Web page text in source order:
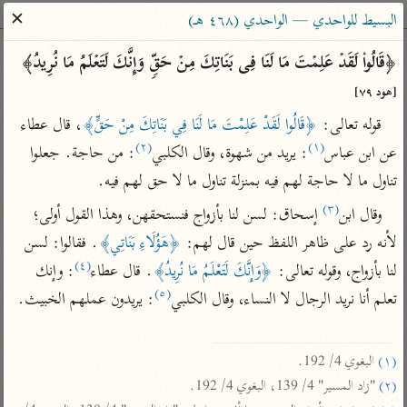
ساهم معنا في نشر القرآن والعلم الشرعي
الباحث القرآني
بحث تفسير مصاحف
Type 2 or more characters for results.
Type 1 or more
characters for results.
أمّهات
تفسير الطبري
تفسير ابن كثير
تفسير البغوي
عامّة
فتح البيان للقنوجي
فتح القدير للشوكاني
تفسير ابن جزي
موسوعات
معاصرة
الميسر
المختصر في
التفسير
البسيط للواحدي — الواحدي (٤٦٨ هـ)
✕
﴿قَالُوا۟ لَقَدۡ عَلِمۡتَ مَا لَنَا فِی بَنَاتِكَ مِنۡ حَقࣲّ وَإِنَّكَ لَتَعۡلَمُ مَا نُرِیدُ﴾
[هود ٧٩]
قوله تعالى: ﴿قَالُوا لَقَدْ عَلِمْتَ مَا لَنَا فِي بَنَاتِكَ مِنْ حَقٍّ﴾
عن ابن عباس(١) : يريد من شهوة، وقال الكلبي(٢)
تناول ما لا حاجة لهم فيه بمنزلة تناول ما لا حق لهم فيه.
وقال ابن(٣)
لأنه رد على ظاهر اللفظ حين قال لهم: ﴿هَؤُلَاءِ بَنَاتِي﴾
لنا بأزواج، وقوله تعالى: ﴿وَإِنَّكَ لَتَعْلَمُ مَا نُرِيدُ﴾. قال عطاء(٤)
تعلم أنا نريد الرجال لا النساء، وقال الكلبي(٥) : يريدون عملهم الخبيث.
(١)
البغوي 4/ 192.
(٢)
"زاد المسير" 4/ 139، البغوي 4/ 192.